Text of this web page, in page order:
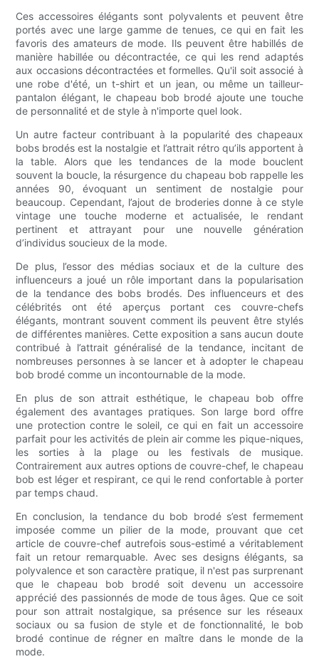
Ces accessoires élégants sont polyvalents et peuvent être
portés avec une large gamme de tenues, ce qui en fait les
favoris des amateurs de mode. Ils peuvent être habillés de
manière habillée ou décontractée, ce qui les rend adaptés
aux occasions décontractées et formelles. Qu'il soit associé à
une robe d'été, un t-shirt et un jean, ou même un tailleur-
pantalon élégant, le chapeau bob brodé ajoute une touche
de personnalité et de style à n'importe quel look.
Un autre facteur contribuant à la popularité des chapeaux
bobs brodés est la nostalgie et l’attrait rétro qu’ils apportent à
la table. Alors que les tendances de la mode bouclent
souvent la boucle, la résurgence du chapeau bob rappelle les
années 90, évoquant un sentiment de nostalgie pour
beaucoup. Cependant, l’ajout de broderies donne à ce style
vintage une touche moderne et actualisée, le rendant
pertinent et attrayant pour une nouvelle génération
d’individus soucieux de la mode.
De plus, l’essor des médias sociaux et de la culture des
influenceurs a joué un rôle important dans la popularisation
de la tendance des bobs brodés. Des influenceurs et des
célébrités ont été aperçus portant ces couvre-chefs
élégants, montrant souvent comment ils peuvent être stylés
de différentes manières. Cette exposition a sans aucun doute
contribué à l’attrait généralisé de la tendance, incitant de
nombreuses personnes à se lancer et à adopter le chapeau
bob brodé comme un incontournable de la mode.
En plus de son attrait esthétique, le chapeau bob offre
également des avantages pratiques. Son large bord offre
une protection contre le soleil, ce qui en fait un accessoire
parfait pour les activités de plein air comme les pique-niques,
les sorties à la plage ou les festivals de musique.
Contrairement aux autres options de couvre-chef, le chapeau
bob est léger et respirant, ce qui le rend confortable à porter
par temps chaud.
En conclusion, la tendance du bob brodé s’est fermement
imposée comme un pilier de la mode, prouvant que cet
article de couvre-chef autrefois sous-estimé a véritablement
fait un retour remarquable. Avec ses designs élégants, sa
polyvalence et son caractère pratique, il n'est pas surprenant
que le chapeau bob brodé soit devenu un accessoire
apprécié des passionnés de mode de tous âges. Que ce soit
pour son attrait nostalgique, sa présence sur les réseaux
sociaux ou sa fusion de style et de fonctionnalité, le bob
brodé continue de régner en maître dans le monde de la
mode.